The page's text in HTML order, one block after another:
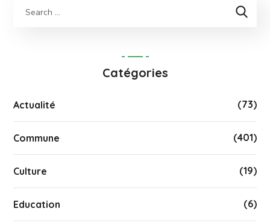
Catégories
Actualité (73)
Commune (401)
Culture (19)
Education (6)